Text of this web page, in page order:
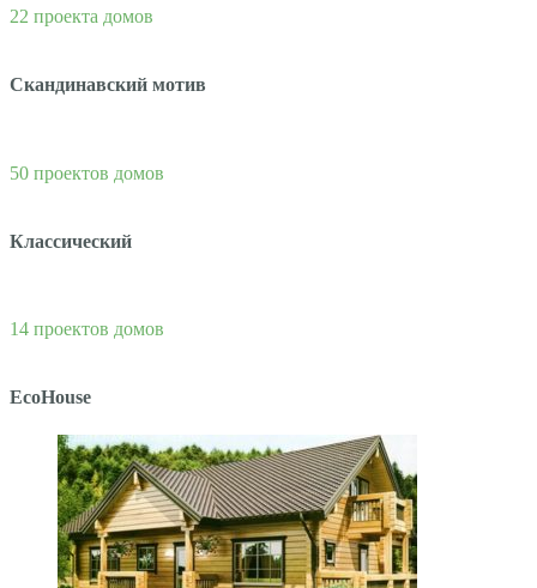
22 проекта домов
Скандинавский мотив
50 проектов домов
Классический
14 проектов домов
EcoHouse